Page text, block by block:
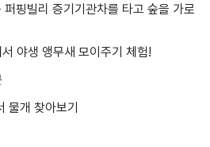
핑빌리 증기기관차를 타고 숲을 가로
야생 앵무새 모이주기 체험!
물개 찾아보기